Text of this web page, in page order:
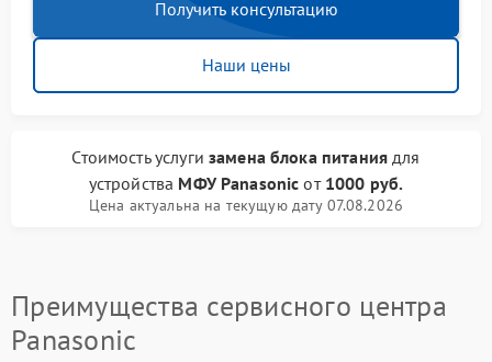
Получить консультацию
Наши цены
Стоимость услуги замена блока питаниядля
устройства МФУ Panasonic от 1000 руб.
Цена актуальна на текущую дату 07.08.2026
Преимущества сервисного центра
Panasonic